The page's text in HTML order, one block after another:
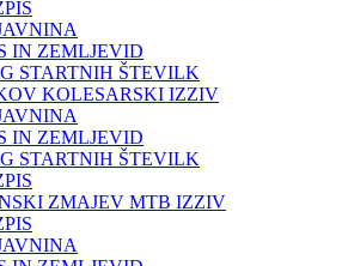
IN ZEMLJEVID
STARTNIH ŠTEVILK
KOLESARSKI IZZIV
IN ZEMLJEVID
STARTNIH ŠTEVILK
ZMAJEV MTB IZZIV